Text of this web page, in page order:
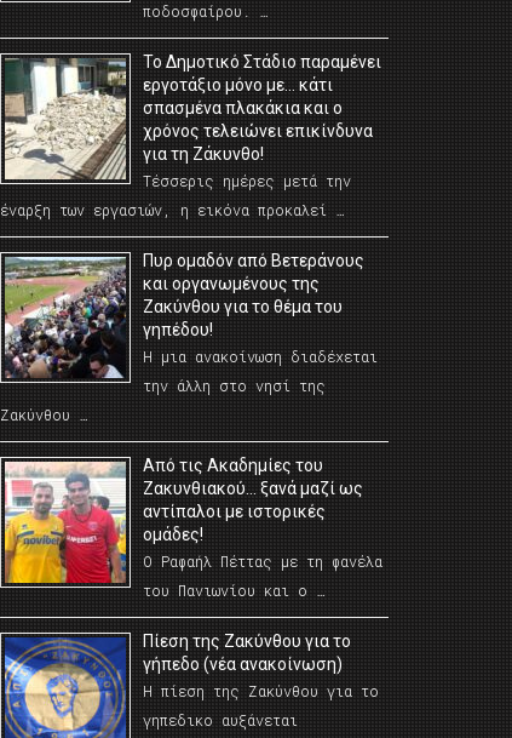
ποδοσφαίρου. …
Το Δημοτικό Στάδιο παραμένει
εργοτάξιο μόνο με… κάτι
σπασμένα πλακάκια και ο
χρόνος τελειώνει επικίνδυνα
για τη Ζάκυνθο!
Τέσσερις ημέρες μετά την
έναρξη των εργασιών, η εικόνα προκαλεί …
Πυρ ομαδόν από Βετεράνους
και οργανωμένους της
Ζακύνθου για το θέμα του
γηπέδου!
Η μια ανακοίνωση διαδέχεται
την άλλη στο νησί της
Ζακύνθου …
Από τις Ακαδημίες του
Ζακυνθιακού… ξανά μαζί ως
αντίπαλοι με ιστορικές
ομάδες!
Ο Ραφαήλ Πέττας με τη φανέλα
του Πανιωνίου και ο …
Πίεση της Ζακύνθου για το
γήπεδο (νέα ανακοίνωση)
Η πίεση της Ζακύνθου για το
γηπεδικο αυξάνεται